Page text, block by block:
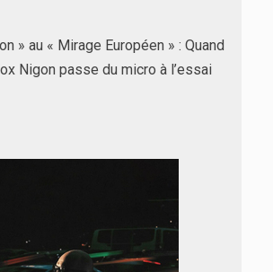
» au « Mirage Européen » : Quand
Nigon passe du micro à l’essai